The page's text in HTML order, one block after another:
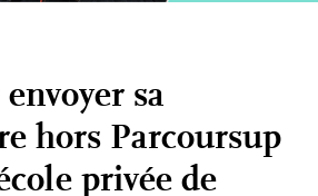
sa
hors Parcoursup
privée de